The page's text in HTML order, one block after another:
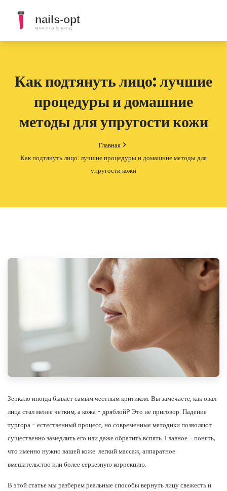
Как подтянуть лицо: лучшие
процедуры и домашние
методы для упругости кожи
Главная
Как подтянуть лицо: лучшие процедуры и домашние методы для
упругости кожи
Зеркало иногда бывает самым честным критиком. Вы замечаете, как овал
лица стал менее четким, а кожа - дряблой? Это не приговор. Падение
тургора - естественный процесс, но современные методики позволяют
существенно замедлить его или даже обратить вспять. Главное - понять,
что именно нужно вашей коже: легкий массаж, аппаратное
вмешательство или более серьезную коррекцию.
В этой статье мы разберем реальные способы вернуть лицу свежесть и